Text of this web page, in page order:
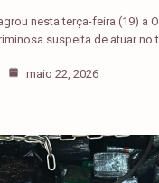
nesta terça-feira (19) a
suspeita de atuar no
maio 22, 2026